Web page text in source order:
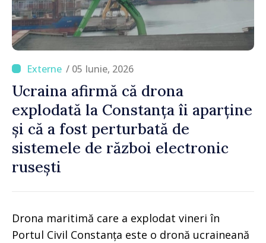
/ 05 Iunie, 2026
Ucraina afirmă că drona
explodată la Constanța îi aparține
și că a fost perturbată de
sistemele de război electronic
rusești
Drona maritimă care a explodat vineri în
Portul Civil Constanța este o dronă ucraineană